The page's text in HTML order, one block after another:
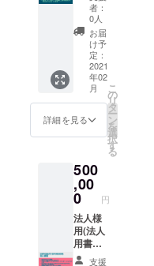
.考欄に
名前の
記載を
希望す
るか、
またご
希望の
名前を
ご記入
くださ
い
※Pleas
know
your
desired
name
to
publish
on our
website
voiceup
japan@
gmail.c
om for
further
informa
tion) ・
Websit
eにロゴ
記載 ・
Your
LOGO
website
! ・Shot
out via
Social
Media
(IG
Stories
and
の場合
には
voiceup
japan@
gmail.c
omに連
絡をい
ただけ
たら、
別途お
送りし
ます。)
Corpor
ate
Donatio
ns
(Please
email
us at
voiceup
者：
0人
お届
け予
定：
2021
年02
月
詳細を見る
こ
の
リ
タ
ー
ン
を
選
択
す
る
500
,00
0 円
法人様
用(法人
用書類
を希望
支援